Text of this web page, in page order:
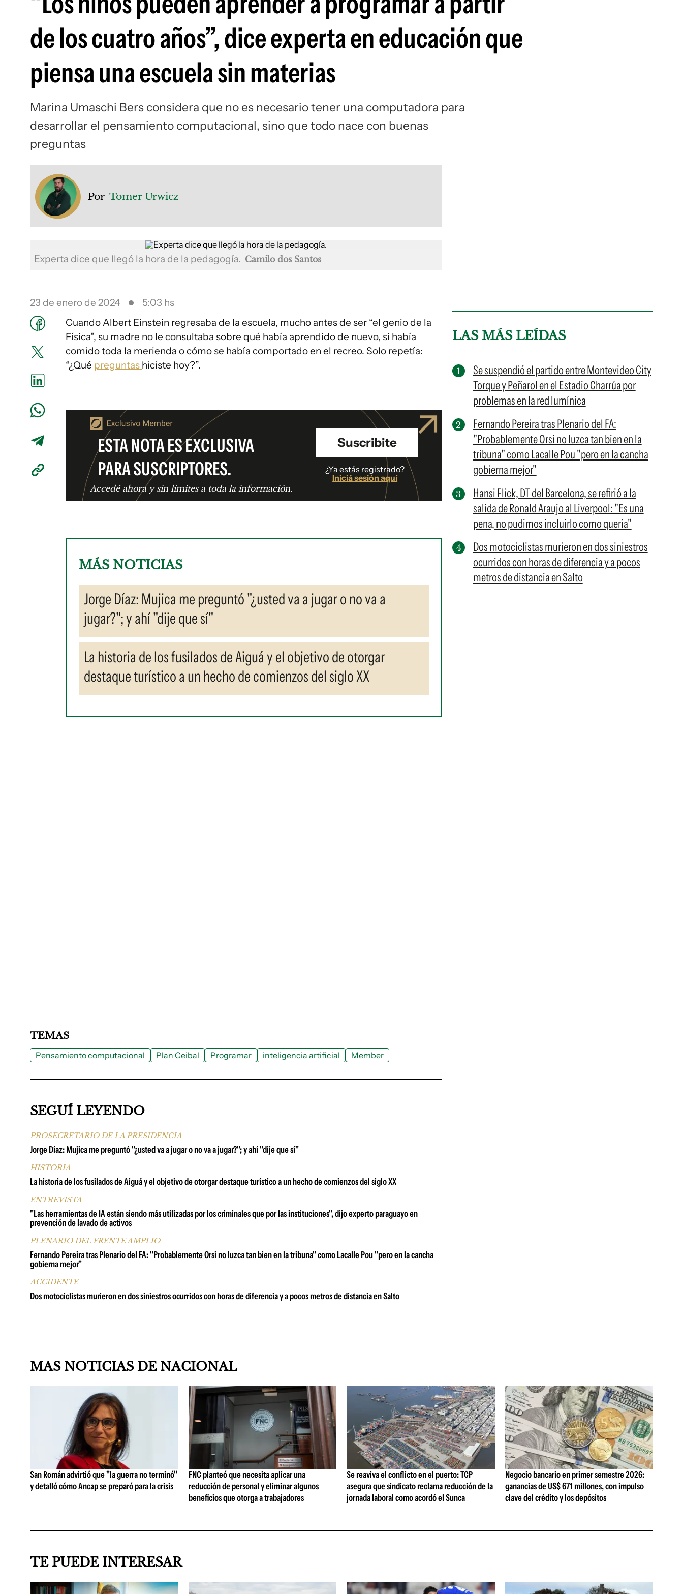
de los cuatro años”, dice experta en educación que
piensa una escuela sin materias
Marina Umaschi Bers considera que no es necesario tener una computadora para
desarrollar el pensamiento computacional, sino que todo nace con buenas
preguntas
Por Tomer Urwicz
Experta dice que llegó la hora de la pedagogía. Camilo dos Santos
23 de enero de 2024
5:03 hs
Cuando Albert Einstein regresaba de la escuela, mucho antes de ser “el genio de la
Física”, su madre no le consultaba sobre qué había aprendido de nuevo, si había
comido toda la merienda o cómo se había comportado en el recreo. Solo repetía:
“¿Qué preguntas hiciste hoy?”.
ESTA NOTA ES EXCLUSIVA
PARA SUSCRIPTORES.
Accedé ahora y sin límites a toda la información.
Suscribite
¿Ya estás registrado?
Iniciá sesión aquí
MÁS NOTICIAS
Jorge Díaz: Mujica me preguntó "¿usted va a jugar o no va a
jugar?"; y ahí "dije que sí"
La historia de los fusilados de Aiguá y el objetivo de otorgar
destaque turístico a un hecho de comienzos del siglo XX
LAS MÁS LEÍDAS
Se suspendió el partido entre Montevideo City
Torque y Peñarol en el Estadio Charrúa por
problemas en la red lumínica
Fernando Pereira tras Plenario del FA:
"Probablemente Orsi no luzca tan bien en la
tribuna" como Lacalle Pou "pero en la cancha
gobierna mejor"
Hansi Flick, DT del Barcelona, se refirió a la
salida de Ronald Araujo al Liverpool: "Es una
pena, no pudimos incluirlo como quería"
Dos motociclistas murieron en dos siniestros
ocurridos con horas de diferencia y a pocos
metros de distancia en Salto
TEMAS
Pensamiento computacional Plan Ceibal Programar inteligencia artificial Member
SEGUÍ LEYENDO
PROSECRETARIO DE LA PRESIDENCIA
Jorge Díaz: Mujica me preguntó "¿usted va a jugar o no va a jugar?"; y ahí "dije que sí"
HISTORIA
La historia de los fusilados de Aiguá y el objetivo de otorgar destaque turístico a un hecho de comienzos del siglo XX
ENTREVISTA
"Las herramientas de IA están siendo más utilizadas por los criminales que por las instituciones", dijo experto paraguayo en
prevención de lavado de activos
PLENARIO DEL FRENTE AMPLIO
Fernando Pereira tras Plenario del FA: "Probablemente Orsi no luzca tan bien en la tribuna" como Lacalle Pou "pero en la cancha
gobierna mejor"
ACCIDENTE
Dos motociclistas murieron en dos siniestros ocurridos con horas de diferencia y a pocos metros de distancia en Salto
MAS NOTICIAS DE NACIONAL
San Román advirtió que "la guerra no terminó"
y detalló cómo Ancap se preparó para la crisis
FNC planteó que necesita aplicar una
reducción de personal y eliminar algunos
beneficios que otorga a trabajadores
Se reaviva el conflicto en el puerto: TCP
asegura que sindicato reclama reducción de la
jornada laboral como acordó el Sunca
Negocio bancario en primer semestre 2026:
ganancias de US$ 671 millones, con impulso
clave del crédito y los depósitos
TE PUEDE INTERESAR